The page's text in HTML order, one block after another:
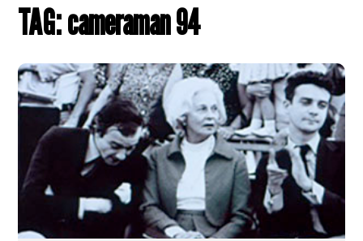
TAG: cameraman 94